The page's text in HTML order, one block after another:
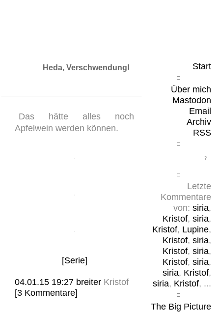
Start
Über mich
Mastodon
Email
Archiv
RSS
Letzte
Kommentare
von: siria,
Kristof, siria,
Kristof, Lupine,
Kristof, siria,
Kristof, siria,
Kristof, siria,
siria, Kristof,
siria, Kristof, ...
The Big Picture
Heda, Verschwendung!
Das hätte alles noch
Apfelwein werden können.
[Serie]
04.01.15 19:27 breiter Kristof
[3 Kommentare]